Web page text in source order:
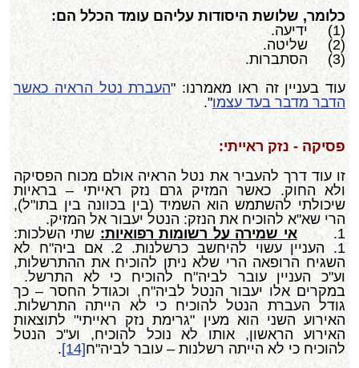
כלומר, שלושת היסודות עליהם עומד הכלל הם:
(1) ידיעה.
(2) שליטה.
(3) הסתברות.
עוד בעניין זה ראו מאמרנו: "העברת נטל הראיה כאשר
הדבר מדבר בעד עצמו".
פסיקה - נזק ראייתי:
זו עוד דרך להעביר את נטל הראיה אולם מכוח הפסיקה
ולא החוק. כאשר המזיק גרם נזק ראייתי – בראיות
שיכולתי להשתמש הוא השמיד (בין בכוונה בין בתו"ל),
הרי שא"א להוכיח את הנזק: הנטל יעבור אל המזיק.
1.
אי שמירה על רשומות רפואיות: שתי השלכות:
1. העניין עשוי להיחשב כרשלנות. 2. אם ביה"ח לא
השגיח הרופאה הרי שלא ניתן להוכיח את ההתרשלות,
וע"כ העניין עובר לביה"ח להוכיח כי לא התרשל.
במקרים אלו יעבור הנטל לביה"ח, וכגודל החסר – כך
גודל העברת הנטל להוכיח כי לא הייתה התרשלות.
האירוע השני הוא מעין "גרימת נזק ראייתי" לתוצאות
האירוע הראשון, אותו לא נוכל להוכיח, וע"כ הנטל
להוכיח כי לא הייתה רשלנות – עובר לביה"ח[14]
.